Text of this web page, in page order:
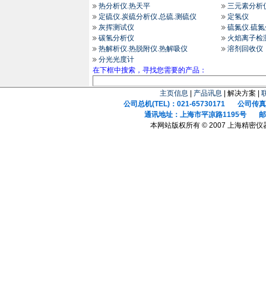
热分析仪.热天平
三元素分析
定硫仪.炭硫分析仪.总硫.测硫仪
定氢仪
灰挥测试仪
硫氮仪.硫
碳氢分析仪
火焰离子检
热解析仪.热脱附仪.热解吸仪
溶剂回收仪
分光光度计
在下框中搜索，寻找您需要的产品：
主页信息 产品讯息 | 解决方案 |
公司总机(TEL)：021-65730171 公司传真
通讯地址：上海市平凉路1195号 邮
本网站版权所有 © 2007 上海精密仪